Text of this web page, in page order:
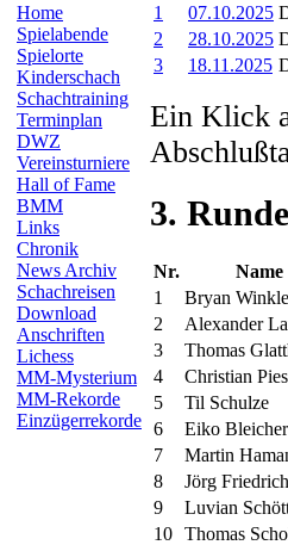
Home
Spielabende
Spielorte
Kinderschach
Schachtraining
Terminplan
DWZ
Vereinsturniere
Hall of Fame
BMM
Links
Chronik
News Archiv
Schachreisen
Download
Anschriften
Lichess
MM-Mysterium
MM-Rekorde
Einzügerrekorde
1
07.10.2025
2
28.10.2025
3
18.11.2025
Ein Klick
3.
Nr. Name
1
Bryan
2
Alexander
3
Thomas
4
Christian
5
Til Schulze
6
Eiko Bleicher
7
Martin
8
Jörg Friedrich
9
Luvian
10 Thomas